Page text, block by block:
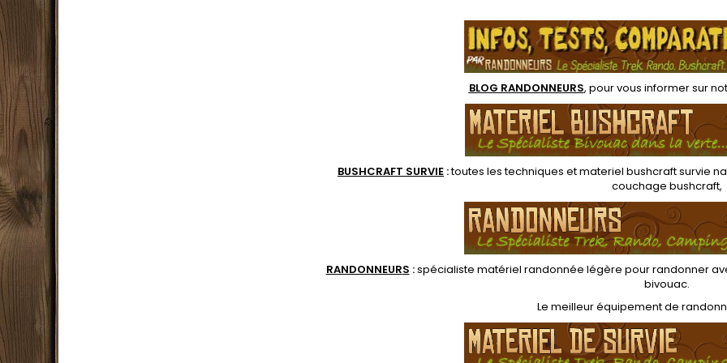
à l'huile de lin. Utilisation
ambidextre. Sa fine lame
permet d'assurer la
sculpture des détails...
Très
BLOG RANDONNEURS, pour vous informer sur
BUSHCRAFT SURVIE :toutes les techniques etmateriel bushcraft survie
couchage bushcraft,
RANDONNEURS :spécialiste matériel randonnée légère pour randonner
bivouac.
Le meilleur équipement de